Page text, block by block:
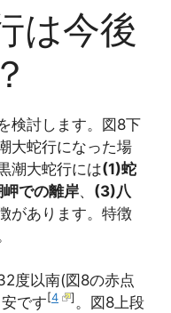
は今後
検討します。図8下
大蛇行になった場
潮大蛇行には(1)蛇
での離岸、 (3)八
があります。特徴
度以南(図8の赤点
です[4 ] 。図8上段